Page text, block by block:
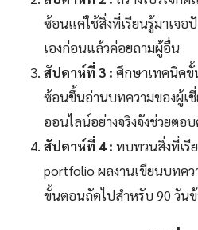
ซ้อนแค่ใช้สิ่งที่เรียนรู้มาเจ
เองก่อนแล้วค่อยถามผู้อื่น
สัปดาห์ที่ 3 : ศึกษาเทคนิคขั้
ซ้อนขึ้นอ่านบทความของผู้เ
ออนไลน์อย่างจริงจังช่วยตอ
สัปดาห์ที่ 4 : ทบทวนสิ่งที่เรี
portfolio ผลงานเขียนบทคว
ขั้นตอนถัดไปสำหรับ 90 วัน